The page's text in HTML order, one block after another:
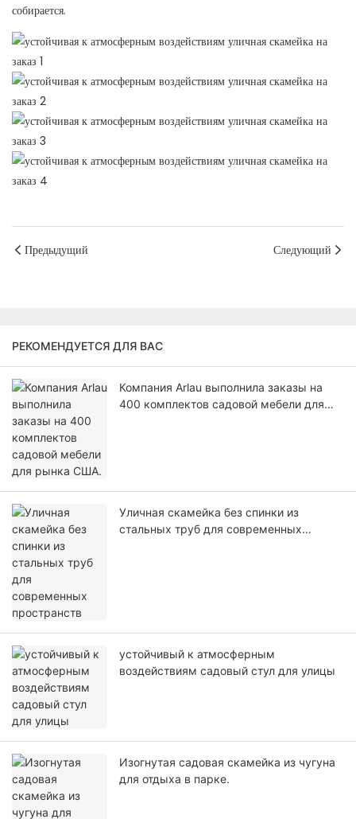
собирается.
Предыдущий Следующий
РЕКОМЕНДУЕТСЯ ДЛЯ ВАС
Компания Arlau выполнила заказы на
400 комплектов садовой мебели для
Уличная скамейка без спинки из
стальных труб для современных
устойчивый к атмосферным
воздействиям садовый стул для улицы
Изогнутая садовая скамейка из чугуна
для отдыха в парке.